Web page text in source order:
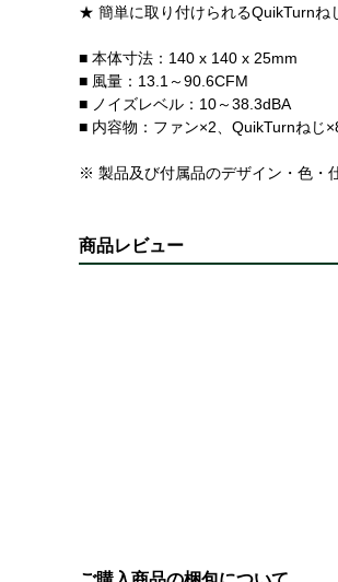
★ 簡単に取り付けられるQuikTurnね
■ 本体寸法：140 x 140 x 25mm
■ 風量：13.1～90.6CFM
■ ノイズレベル：10～38.3dBA
■ 内容物：ファン×2、QuikTurnねじ
※ 製品及び付属品のデザイン・色・
商品レビュー